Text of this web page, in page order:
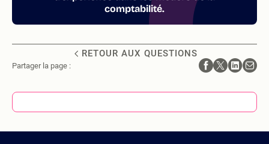
comptabilité.
RETOUR AUX QUESTIONS
Partager la page :